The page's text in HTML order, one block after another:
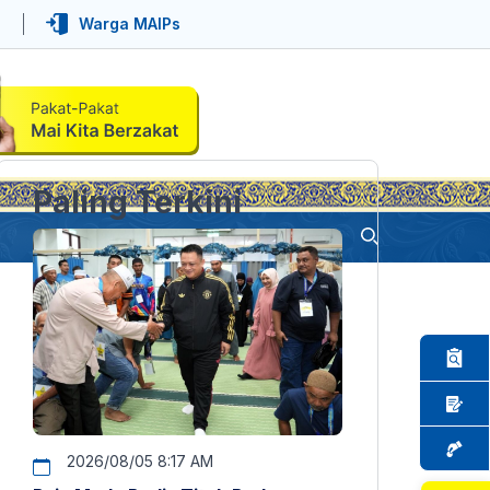
Warga MAIPs
Paling Terkini
2026/08/05 8:17 AM